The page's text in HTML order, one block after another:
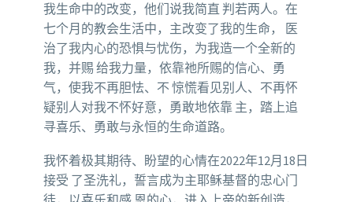
我生命中的改变，他们说我简直 判若两人。在
七个月的教会生活中，主改变了我的生命， 医
治了我内心的恐惧与忧伤，为我造一个全新的
我，并赐 给我力量，依靠祂所赐的信心、勇
气，使我不再胆怯、不 惊慌看见别人、不再怀
疑别人对我不怀好意，勇敢地依靠 主，踏上追
寻喜乐、勇敢与永恒的生命道路。
我怀着极其期待、盼望的心情在2022年12月18日
接受 了圣洗礼，誓言成为主耶稣基督的忠心门